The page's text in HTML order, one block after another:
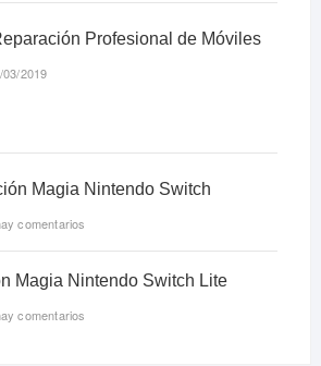
Profesional de Móviles
2019
Magia Nintendo Switch
comentarios
Magia Nintendo Switch Lite
comentarios